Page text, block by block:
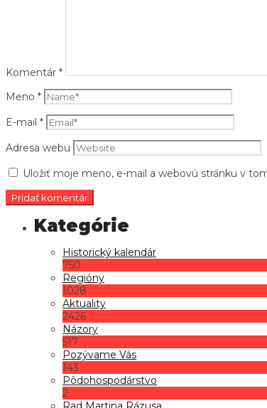
Komentár *
Meno *
E-mail *
Adresa webu
Uložiť moje meno, e-mail a webovú stránku v
Historický kalendár
750
Regióny
1028
Aktuality
2426
Názory
517
Pozývame Vás
143
Pôdohospodárstvo
2